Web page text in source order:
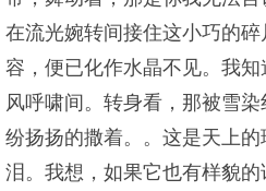
在流光婉转间接住这小巧的
容，便已化作水晶不见。我
风呼啸间。转身看，那被雪
纷扬扬的撒着。。这是天上
泪。我想，如果它也有样貌